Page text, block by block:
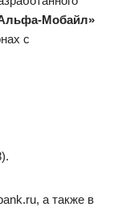
Мобайл»
с
а также в